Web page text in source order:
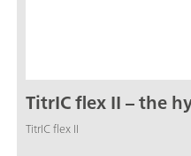
TitrIC flex II – the
TitrIC flex II